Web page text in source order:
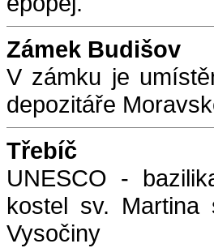
Zámek Budišov
V zámku je
depozitáře
Třebíč
UNESCO -
kostel sv. Martina
Vysočiny